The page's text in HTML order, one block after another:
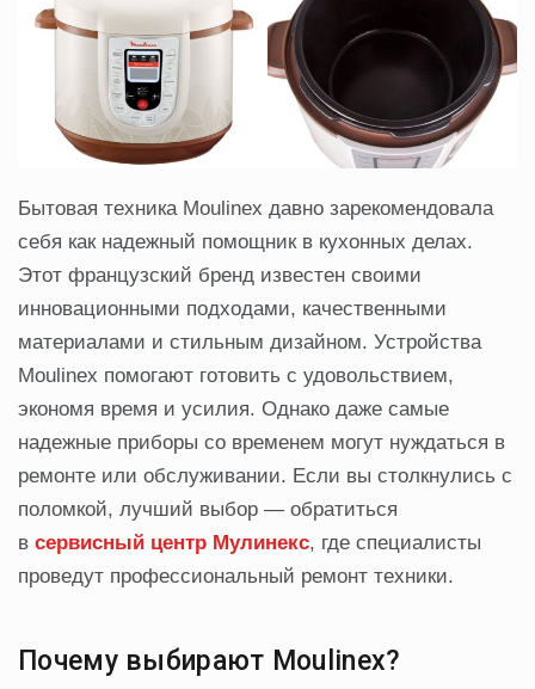
Бытовая техника Moulinex давно зарекомендовала
себя как надежный помощник в кухонных делах.
Этот французский бренд известен своими
инновационными подходами, качественными
материалами и стильным дизайном. Устройства
Moulinex помогают готовить с удовольствием,
экономя время и усилия. Однако даже самые
надежные приборы со временем могут нуждаться в
ремонте или обслуживании. Если вы столкнулись с
поломкой, лучший выбор — обратиться
в сервисный центр Мулинекс, где специалисты
проведут профессиональный ремонт техники.
Почему выбирают Moulinex?